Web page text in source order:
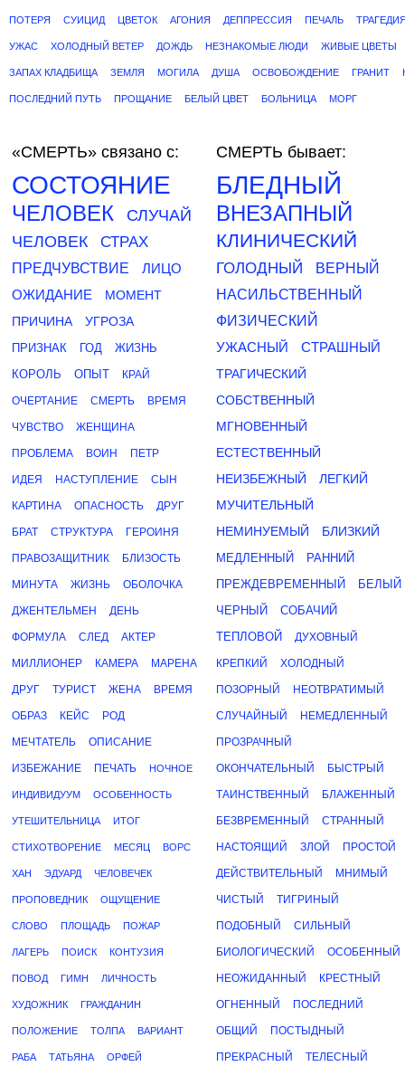
ПОТЕРЯ СУИЦИД ЦВЕТОК АГОНИЯ ДЕППРЕССИЯ ПЕЧАЛЬ
УЖАС ХОЛОДНЫЙ ВЕТЕР ДОЖДЬ НЕЗНАКОМЫЕ ЛЮДИ ЖИВЫЕ ЦВЕТЫ
ЗАПАХ КЛАДБИЩА ЗЕМЛЯ МОГИЛА ДУША ОСВОБОЖДЕНИЕ ГРАНИТ
ПОСЛЕДНИЙ ПУТЬ ПРОЩАНИЕ БЕЛЫЙ ЦВЕТ БОЛЬНИЦА МОРГ
«СМЕРТЬ» связано с:
СОСТОЯНИЕ
ЧЕЛОВЕК
СЛУЧАЙ
ЧЕЛОВЕК
СТРАХ
ПРЕДЧУВСТВИЕ
ЛИЦО
ОЖИДАНИЕ
МОМЕНТ
ПРИЧИНА
УГРОЗА
ПРИЗНАК ГОД
ЖИЗНЬ
КОРОЛЬ
ОПЫТ КРАЙ
ОЧЕРТАНИЕ СМЕРТЬ ВРЕМЯ
ЧУВСТВО ЖЕНЩИНА
ПРОБЛЕМА ВОИН ПЕТР
ИДЕЯ НАСТУПЛЕНИЕ СЫН
КАРТИНА ОПАСНОСТЬ ДРУГ
БРАТ СТРУКТУРА ГЕРОИНЯ
ПРАВОЗАЩИТНИК БЛИЗОСТЬ
МИНУТА ЖИЗНЬ ОБОЛОЧКА
ДЖЕНТЕЛЬМЕН ДЕНЬ
ФОРМУЛА СЛЕД АКТЕР
МИЛЛИОНЕР КАМЕРА МАРЕНА
ДРУГ ТУРИСТ ЖЕНА ВРЕМЯ
ОБРАЗ КЕЙС РОД
МЕЧТАТЕЛЬ ОПИСАНИЕ
ИЗБЕЖАНИЕ ПЕЧАТЬ НОЧНОЕ
ИНДИВИДУУМ ОСОБЕННОСТЬ
УТЕШИТЕЛЬНИЦА ИТОГ
СТИХОТВОРЕНИЕ МЕСЯЦ ВОРС
ХАН ЭДУАРД ЧЕЛОВЕЧЕК
ПРОПОВЕДНИК ОЩУЩЕНИЕ
СЛОВО ПЛОЩАДЬ ПОЖАР
ЛАГЕРЬ ПОИСК КОНТУЗИЯ
ПОВОД ГИМН ЛИЧНОСТЬ
ХУДОЖНИК ГРАЖДАНИН
ПОЛОЖЕНИЕ ТОЛПА ВАРИАНТ
РАБА ТАТЬЯНА ОРФЕЙ
СМЕРТЬ бывает:
БЛЕДНЫЙ
ВНЕЗАПНЫЙ
КЛИНИЧЕСКИЙ
ГОЛОДНЫЙ
ВЕРНЫЙ
НАСИЛЬСТВЕННЫЙ
ФИЗИЧЕСКИЙ
УЖАСНЫЙ
СТРАШНЫЙ
ТРАГИЧЕСКИЙ
СОБСТВЕННЫЙ
МГНОВЕННЫЙ
ЕСТЕСТВЕННЫЙ
НЕИЗБЕЖНЫЙ
ЛЕГКИЙ
МУЧИТЕЛЬНЫЙ
НЕМИНУЕМЫЙ
БЛИЗКИЙ
МЕДЛЕННЫЙ
РАННИЙ
ПРЕЖДЕВРЕМЕННЫЙ
БЕЛЫЙ
ЧЕРНЫЙ
СОБАЧИЙ
ТЕПЛОВОЙ
ДУХОВНЫЙ
КРЕПКИЙ ХОЛОДНЫЙ
ПОЗОРНЫЙ НЕОТВРАТИМЫЙ
СЛУЧАЙНЫЙ НЕМЕДЛЕННЫЙ
ПРОЗРАЧНЫЙ
ОКОНЧАТЕЛЬНЫЙ БЫСТРЫЙ
ТАИНСТВЕННЫЙ БЛАЖЕННЫЙ
БЕЗВРЕМЕННЫЙ СТРАННЫЙ
НАСТОЯЩИЙ ЗЛОЙ ПРОСТОЙ
ДЕЙСТВИТЕЛЬНЫЙ МНИМЫЙ
ЧИСТЫЙ ТИГРИНЫЙ
ПОДОБНЫЙ СИЛЬНЫЙ
БИОЛОГИЧЕСКИЙ ОСОБЕННЫЙ
НЕОЖИДАННЫЙ КРЕСТНЫЙ
ОГНЕННЫЙ ПОСЛЕДНИЙ
ОБЩИЙ ПОСТЫДНЫЙ
ПРЕКРАСНЫЙ ТЕЛЕСНЫЙ